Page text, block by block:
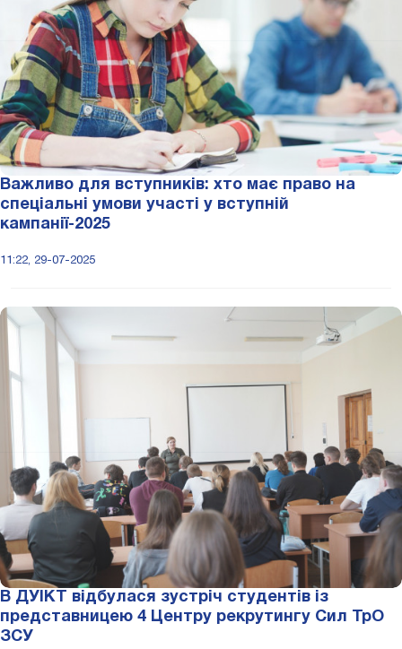
Важливо для вступників: хто має право на
спеціальні умови участі у вступній
кампанії-2025
11:22, 29-07-2025
В ДУІКТ відбулася зустріч студентів із
представницею 4 Центру рекрутингу Сил ТрО
ЗСУ